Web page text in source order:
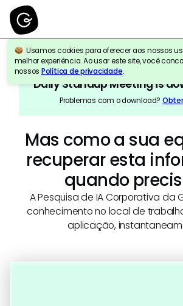
Usamos cookies para oferecer aos nossos
melhor experiência. Ao usar este site, você
nossos Política de privacidade.
Daily Standup Meeting is
Problemas com o download?
Mas como a sua
recuperar esta
quando
A Pesquisa de IA Corporativa da
conhecimento no local de
aplicação,